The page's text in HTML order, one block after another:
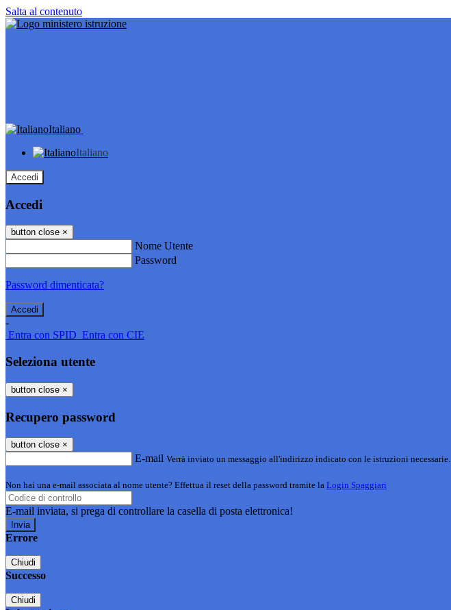
Salta al contenuto
Italiano
Italiano
Accedi
Accedi
button close ×
Nome Utente
Password
Password dimenticata?
-
Entra con SPID Entra con CIE
Seleziona utente
button close ×
Recupero password
button close ×
E-mail Verrà inviato un messaggio all'indirizzo indicato con le istruzioni necessarie.
Non hai una e-mail associata al nome utente? Effettua il reset della password tramite la Login Spaggiari
E-mail inviata, si prega di controllare la casella di posta elettronica!
Errore
Chiudi
Successo
Chiudi